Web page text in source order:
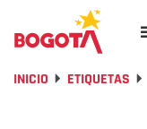
INICIO ETIQUETAS